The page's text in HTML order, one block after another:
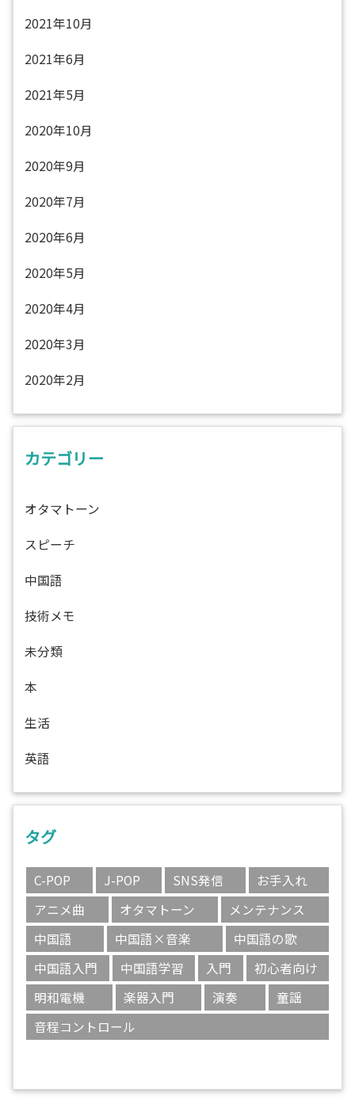
2021年10月
2021年6月
2021年5月
2020年10月
2020年9月
2020年7月
2020年6月
2020年5月
2020年4月
2020年3月
2020年2月
カテゴリー
オタマトーン
スピーチ
中国語
技術メモ
未分類
本
生活
英語
タグ
C-POP J-POP SNS発信
お手入れ
アニメ曲
オタマトーン
メンテナンス
中国語
中国語×音楽
中国語の歌
中国語入門
中国語学習 入門
初心者向け
明和電機
楽器入門 演奏
童謡
音程コントロール